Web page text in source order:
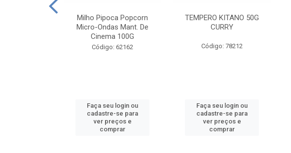
Milho Pipoca Popcorn
Micro-Ondas Mant. De
Cinema 100G
Código: 62162
Faça seu login ou
cadastre-se para
ver preços e
comprar
TEMPERO KITANO 50G
CURRY
Código: 78212
Faça seu login ou
cadastre-se para
ver preços e
comprar